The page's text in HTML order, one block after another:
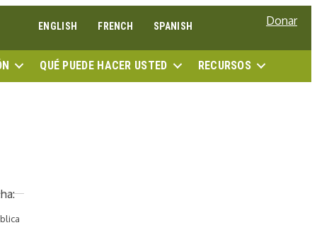
ENGLISH FRENCH SPANISH Donar
QUÉ PUEDE HACER USTED RECURSOS